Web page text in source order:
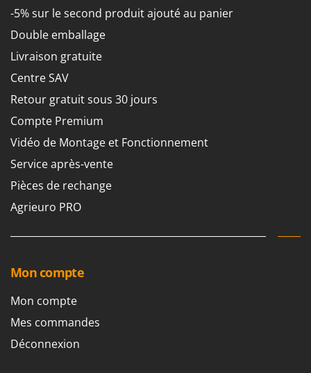
Rato
Reber
Redback
Resto Italia
Ripartrak
River Systems
Robomow
Royal Food
S
S.T.P.
Santos
Sbaraglia
-5% sur le second produit ajouté au panier
Double emballage
Livraison gratuite
Centre SAV
Retour gratuit sous 30 jours
Compte Premium
Vidéo de Montage et Fonctionnement
Service après-vente
Pièces de rechange
Agrieuro PRO
Mon compte
Mon compte
Mes commandes
Déconnexion